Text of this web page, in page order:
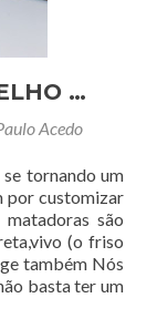
…
Acedo
tornando um
por customizar
são
(o friso
também Nós
basta ter um